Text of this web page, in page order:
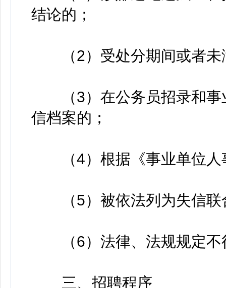
结论的；
（2）受处分期间或者未
（3）在公务员招录和事
信档案的；
（4）根据《事业单位人
（5）被依法列为失信联
（6）法律、法规规定不
三、招聘程序